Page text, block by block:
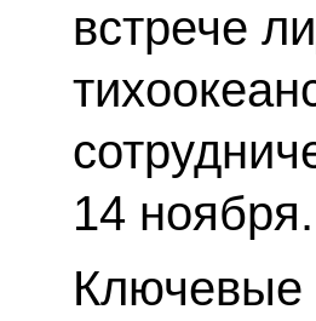
встрече
14 ноября.
Ключевые